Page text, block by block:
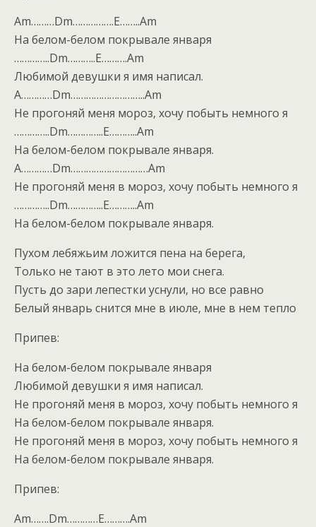
Am………Dm…………….E……..Am
На белом-белом покрывале января
…………..Dm………..E……….Am
Любимой девушки я имя написал.
A…………Dm………………………..Am
Не прогоняй меня мороз, хочу побыть немного я
…………..Dm…………..E………..Am
На белом-белом покрывале января.
A…………Dm…………………………Am
Не прогоняй меня в мороз, хочу побыть немного я
…………..Dm…………..E………..Am
На белом-белом покрывале января.
Пухом лебяжьим ложится пена на берега,
Только не тают в это лето мои снега.
Пусть до зари лепестки уснули, но все равно
Белый январь снится мне в июле, мне в нем тепло
Припев:
На белом-белом покрывале января
Любимой девушки я имя написал.
Не прогоняй меня в мороз, хочу побыть немного я
На белом-белом покрывале января.
Не прогоняй меня в мороз, хочу побыть немного я
На белом-белом покрывале января.
Припев:
Am…….Dm…………E……….Am